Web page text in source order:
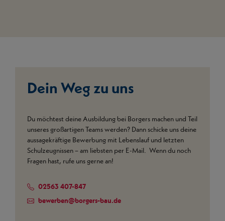
Dein Weg zu uns
Du möchtest deine Ausbildung bei Borgers machen und Teil
unseres großartigen Teams werden? Dann schicke uns deine
aussagekräftige Bewerbung mit Lebenslauf und letzten
Schulzeugnissen – am liebsten per E-Mail. Wenn du noch
Fragen hast, rufe uns gerne an!
02563 407-847
bewerben@borgers-bau.de